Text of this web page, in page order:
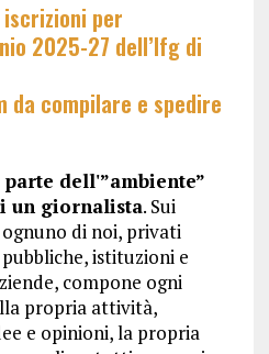
per
2025-27 dell’Ifg di
da compilare e spedire
dell'”ambiente”
un giornalista. Sui
di noi, privati
istituzioni e
compone ogni
propria attività,
e opinioni, la propria